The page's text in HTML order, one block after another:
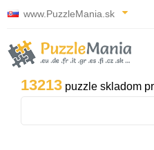
www.PuzzleMania.sk
13213 puzzle skladom